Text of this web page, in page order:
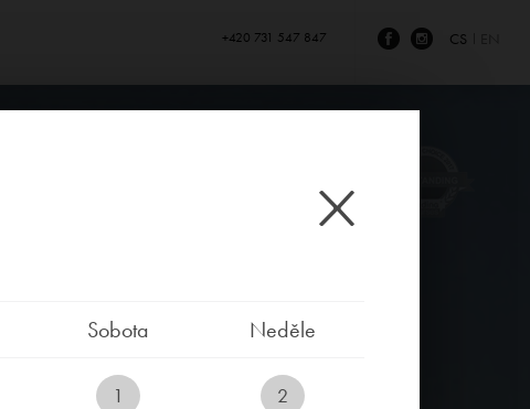
CS
+420 731 547 847
Sobota Neděle
1 2